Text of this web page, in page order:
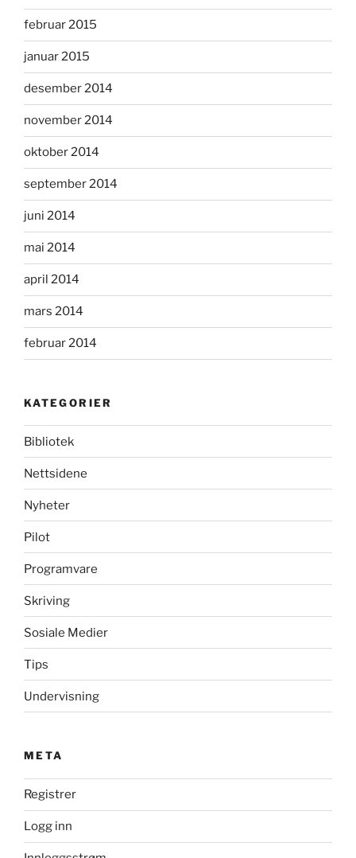
februar 2015
januar 2015
desember 2014
november 2014
oktober 2014
september 2014
juni 2014
mai 2014
april 2014
mars 2014
februar 2014
KATEGORIER
Bibliotek
Nettsidene
Nyheter
Pilot
Programvare
Skriving
Sosiale Medier
Tips
Undervisning
META
Registrer
Logg inn